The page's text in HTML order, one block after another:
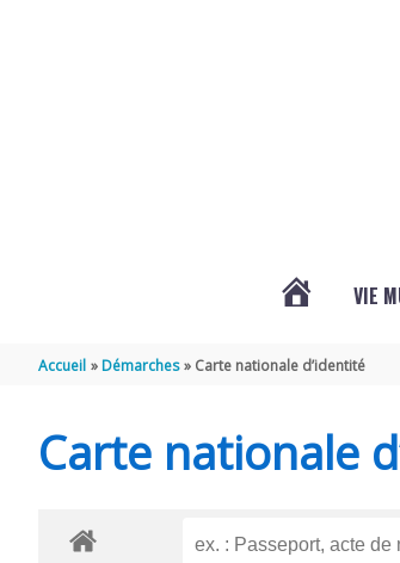
VIE
Accueil Démarches Carte nationale d’identité
Carte nationale